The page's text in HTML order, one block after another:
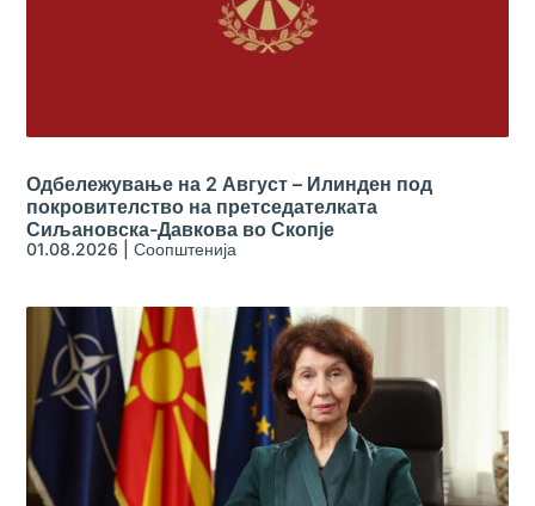
Одбележување на 2 Август – Илинден под
покровителство на претседателката
Сиљановска-Давкова во Скопје
01.08.2026 |Соопштенија